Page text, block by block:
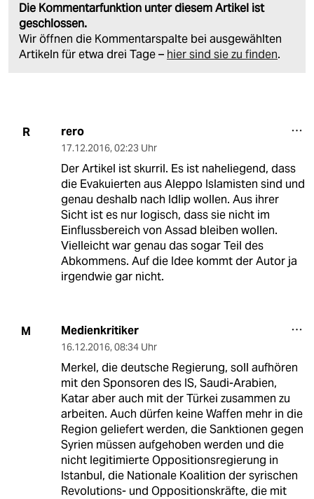
Die Kommentarfunktion unter diesem Artikel ist
geschlossen.
Wir öffnen die Kommentarspalte bei ausgewählten
Artikeln für etwa drei Tage – hier sind sie zu finden.
R rero
17.12.2016, 02:23 Uhr
Der Artikel ist skurril. Es ist naheliegend, dass
die Evakuierten aus Aleppo Islamisten sind und
genau deshalb nach Idlip wollen. Aus ihrer
Sicht ist es nur logisch, dass sie nicht im
Einflussbereich von Assad bleiben wollen.
Vielleicht war genau das sogar Teil des
Abkommens. Auf die Idee kommt der Autor ja
irgendwie gar nicht.
M Medienkritiker
16.12.2016, 08:34 Uhr
Merkel, die deutsche Regierung, soll aufhören
mit den Sponsoren des IS, Saudi-Arabien,
Katar aber auch mit der Türkei zusammen zu
arbeiten. Auch dürfen keine Waffen mehr in die
Region geliefert werden, die Sanktionen gegen
Syrien müssen aufgehoben werden und die
nicht legitimierte Oppositionsregierung in
Istanbul, die Nationale Koalition der syrischen
Revolutions- und Oppositionskräfte, die mit